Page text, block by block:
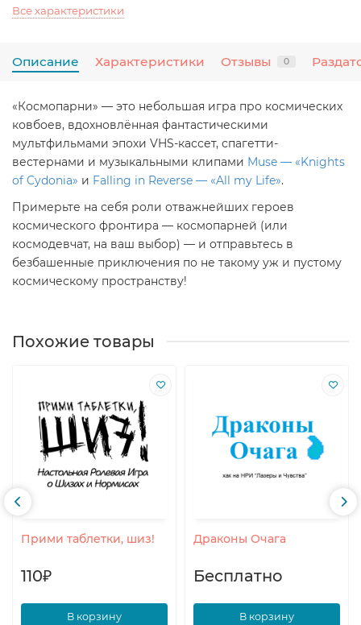
Все характеристики
Описание Характеристики Отзывы 0
«Космопарни» — это небольшая игра про космических
ковбоев, вдохновлённая фантастическими
мультфильмами эпохи VHS-кассет, спагетти-
вестернами и музыкальными клипами Muse — «Knights
of Cydonia» и Falling in Reverse — «All my Life».
Примерьте на себя роли отважнейших героев
космического фронтира — космопарней (или
космодевчат, на ваш выбор) — и отправьтесь в
безбашенные приключения по не такому уж и пустому
космическому пространству!
Похожие товары
Прими таблетки, шиз!
110₽
В корзину
Драконы Очага
Бесплатно
В корзину